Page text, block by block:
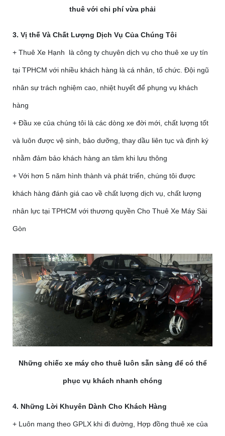
thuê với chi phí vừa phải
3. Vị thế Và Chất Lượng Dịch Vụ Của Chúng Tôi
+ Thuê Xe Hạnh là công ty chuyên dịch vụ cho thuê xe uy tín
tại TPHCM với nhiều khách hàng là cá nhân, tổ chức. Đội ngũ
nhân sự trách nghiệm cao, nhiệt huyết để phụng vụ khách
hàng
+ Đầu xe của chúng tôi là các dòng xe đời mới, chất lượng tốt
và luôn được vệ sinh, bảo dưỡng, thay dầu liên tục và định ký
nhằm đảm bảo khách hàng an tâm khi lưu thông
+ Với hơn 5 năm hình thành và phát triển, chúng tôi được
khách hàng đánh giá cao về chất lượng dịch vụ, chất lượng
nhân lực tại TPHCM với thương quyền Cho Thuê Xe Máy Sài
Gòn
Những chiếc xe máy cho thuê luôn sẵn sàng để có thể
phục vụ khách nhanh chóng
4. Những Lời Khuyên Dành Cho Khách Hàng
+ Luôn mang theo GPLX khi đi đường, Hợp đồng thuê xe của